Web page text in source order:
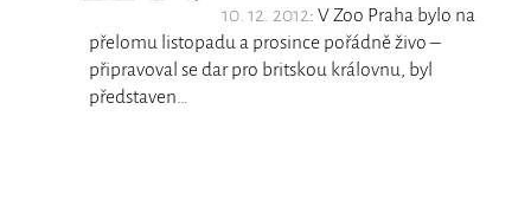
10. 12. 2012: V Zoo Praha bylo na
přelomu listopadu a prosince pořádně živo –
připravoval se dar pro britskou královnu, byl
představen…